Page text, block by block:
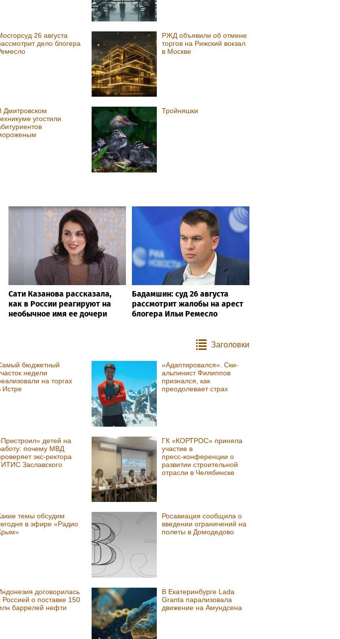
26 августа
дело блогера
РЖД объявили об отмене
торгов на Рижский вокзал
в Москве
Дмитровском
угостили
Тройняшки
Сати Казанова рассказала,
как в России реагируют на
необычное имя ее дочери
Бадамшин: суд 26 августа
рассмотрит жалобы на арест
блогера Ильи Ремесло
Заголовки
бюджетный
недели
на торгах
Истре
«Адаптировался». Ски-
альпинист Филиппов
признался, как
преодолевает страх
детей на
почему МВД
экс-ректора
Заславского
ГК «КОРТРОС» приняла
участие в
пресс‑конференции о
развитии строительной
отрасли в Челябинске
темы обсудим
в эфире «Радио
Росавиация сообщила о
введении ограничений на
полеты в Домодедово
договорилась
Россией о поставке 150
баррелей нефти
В Екатеринбурге Lada
Granta парализовала
движение на Амундсена